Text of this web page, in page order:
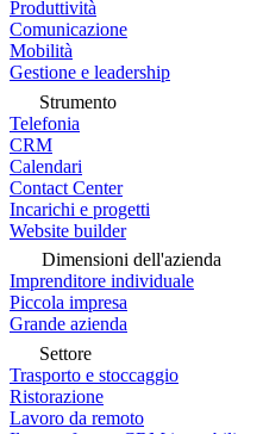
Produttività
Comunicazione
Mobilità
Gestione e leadership
Strumento
Telefonia
CRM
Calendari
Contact Center
Incarichi e progetti
Website builder
Dimensioni dell'azienda
Imprenditore individuale
Piccola impresa
Grande azienda
Settore
Trasporto e stoccaggio
Ristorazione
Lavoro da remoto